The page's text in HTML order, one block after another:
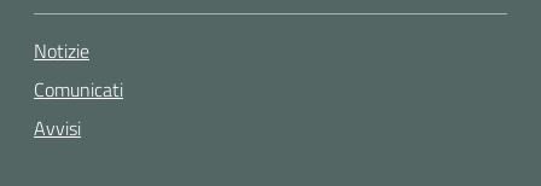
Notizie
Comunicati
Avvisi